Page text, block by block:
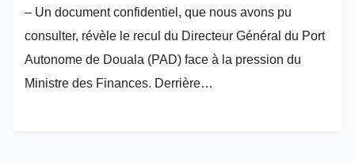
– Un document confidentiel, que nous avons pu
consulter, révèle le recul du Directeur Général du Port
Autonome de Douala (PAD) face à la pression du
Ministre des Finances. Derrière…